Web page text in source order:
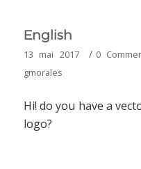
English
13 mai 2017 / 0
gmorales
Hi! do you have a
logo?